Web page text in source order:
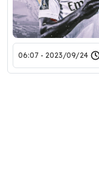
2023/09/24 - 06:07